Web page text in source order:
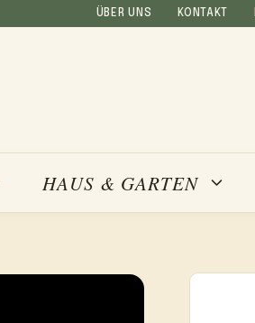
ÜBER UNS KONTAKT
HAUS & GARTEN